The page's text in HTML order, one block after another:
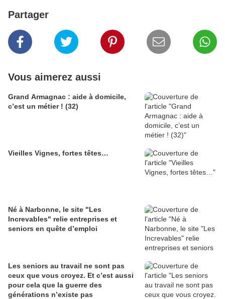
Partager
Vous aimerez aussi
Grand Armagnac : aide à domicile,
c’est un métier ! (32)
Vieilles Vignes, fortes têtes…
Né à Narbonne, le site "Les
Increvables" relie entreprises et
seniors en quête d’emploi
Les seniors au travail ne sont pas
ceux que vous croyez. Et c’est aussi
pour cela que la guerre des
générations n’existe pas